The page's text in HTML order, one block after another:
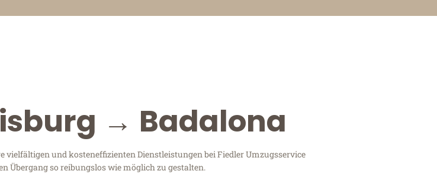
→ Badalona
vielfältigen und kosteneffizienten Dienstleistungen bei Fiedler Umzugsservice
Übergang so reibungslos wie möglich zu gestalten.